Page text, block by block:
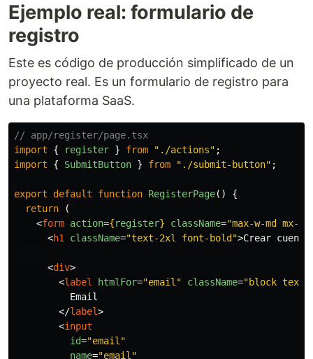
Ejemplo real: formulario de
registro
Este es código de producción simplificado de un
proyecto real. Es un formulario de registro para
una plataforma SaaS.
// app/register/page.tsx
import
{ register } from " ./actions" ;
import
{ SubmitButton } from " ./submit-button" ;
export default function RegisterPage()
{
return
(
<form action={register} className="max-w-md mx-
<h1 className="text-2xl font-bold">Crear cuenta
<div>
<label htmlFor="email" className="block text-
          Email
</label>
<input
id="email"
name="email"